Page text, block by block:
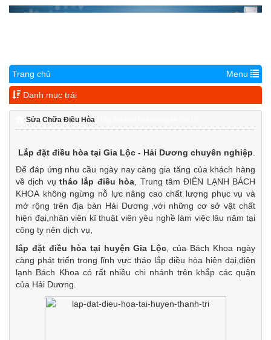
Trang chủ Menu
Danh mục trái
Sửa Chữa Điều Hòa
Lắp đặt điều hòa tại Gia Lộc - Hải Dương chuyên nghiệp
Để đáp ứng nhu cầu ngày nay càng gia tăng của khách hàng
về dịch vụtháo lắp điều hòa , Trung tâm ĐIÊN LẠNH BÁCH
KHOA không ngừng nỗ lực nâng cao chất lượng phục vụ và
mở rộng trên địa bàn Hải Dương ,với những cơ sở vật chất
hiện đại,nhân viên kĩ thuật viên yêu nghề làm việc lâu năm tại
công ty nên dịch vụ,
lắp đặt điều hòa tại huyện Gia Lộc , của Bách Khoa ngày
càng phát triển trong lĩnh vực tháo lắp điều hòa hiện đại,điện
lạnh Bách Khoa có rất nhiều chi nhánh trên khắp các quận
của Hải Dương.